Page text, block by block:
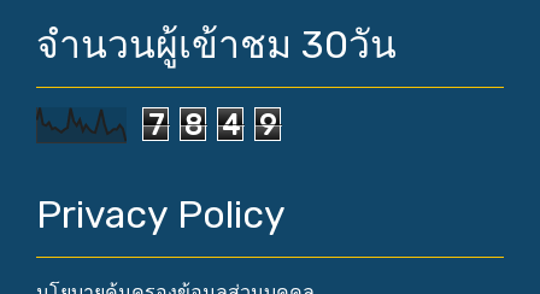
จำนวนผู้เข้าชม 30วัน
7 8 4 9
Privacy Policy